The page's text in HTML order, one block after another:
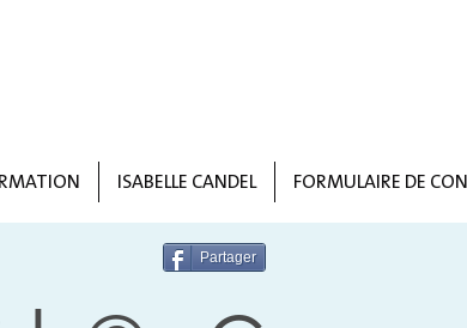
ISABELLE CANDEL FORMULAIRE DE
Partager